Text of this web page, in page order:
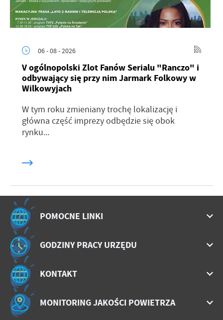
06 - 08 - 2026
V ogólnopolski Zlot Fanów Serialu "Ranczo" i
odbywający się przy nim Jarmark Folkowy w
Wilkowyjach
W tym roku zmieniany trochę lokalizację i
główna część imprezy odbędzie się obok
rynku...
POMOCNE LINKI
GODZINY PRACY URZĘDU
KONTAKT
MONITORING JAKOŚCI POWIETRZA